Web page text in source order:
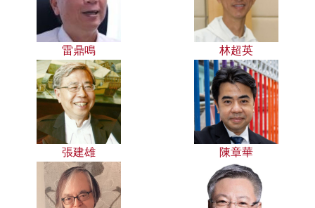
雷鼎鳴 林超英
張建雄 陳章華